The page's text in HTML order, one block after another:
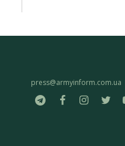
press@armyinform.com.ua